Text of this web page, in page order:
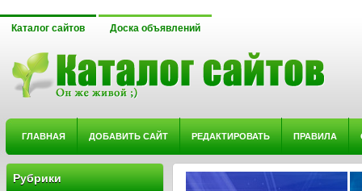
Каталог сайтов Доска объявлений
ГЛАВНАЯ ДОБАВИТЬ САЙТ РЕДАКТИРОВАТЬ ПРАВИЛА
Рубрики